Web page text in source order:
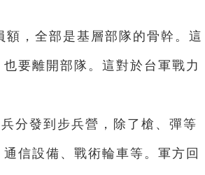
，全部是基層部隊的骨幹。這
要離開部隊。這對於台軍戰力
分發到步兵營，除了槍、彈等
信設備、戰術輪車等。軍方回